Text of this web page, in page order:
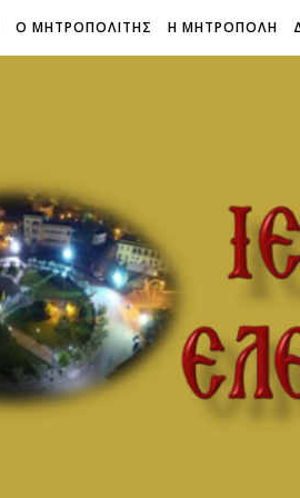
Ο ΜΗΤΡΟΠΟΛΙΤΗΣ Η ΜΗΤΡΟΠΟΛΗ